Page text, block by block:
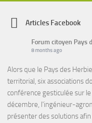
Articles Facebook
Forum citoyen Pays
8 months ago
Alors que le Pays des
territorial, six associations
conférence gesticulée sur
décembre, l'ingénieur-
présenter des solutions